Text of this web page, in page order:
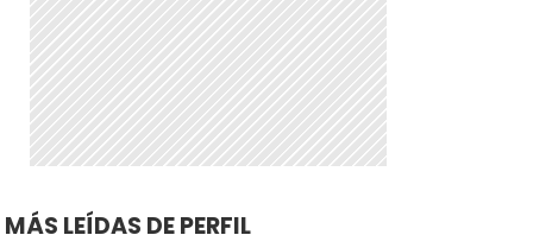
MÁS LEÍDAS DE PERFIL